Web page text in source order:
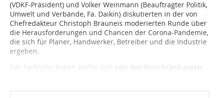
(VDKF-Präsident) und Volker Weinmann (Beauftragter Politik,
Umwelt und Verbände, Fa. Daikin) diskutierten in der von
Chefredakteur Christoph Brauneis moderierten Runde über
die Herausforderungen und Chancen der Corona-Pandemie,
die sich für Planer, Handwerker, Betreiber und die Industrie
ergeben.
Der fachliche Bogen ­stellte sich von den Einschränkungen